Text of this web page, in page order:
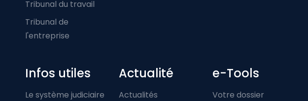
Tribunal du travail
Tribunal de
l'entreprise
Infos utiles
Le système judiciaire
Actualité
Actualités
e-Tools
Votre dossier